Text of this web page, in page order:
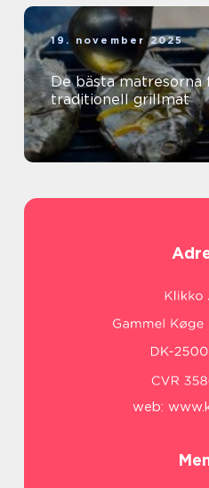
19. november 2025
De bästa
traditionell grillmat
web: